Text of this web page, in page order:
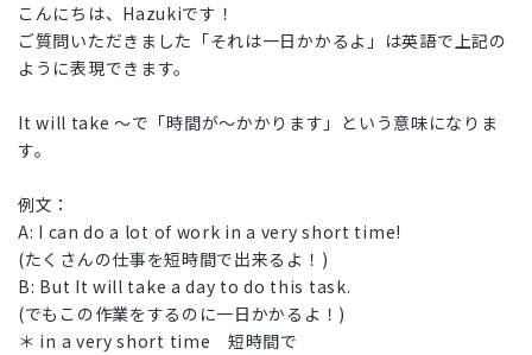
こんにちは、Hazukiです！
ご質問いただきました「それは一日かかるよ」は英語で上記の
ように表現できます。
It will take ～で「時間が～かかります」という意味になりま
す。
例文：
A: I can do a lot of work in a very short time!
(たくさんの仕事を短時間で出来るよ！)
B: But It will take a day to do this task.
(でもこの作業をするのに一日かかるよ！)
＊ in a very short time 短時間で